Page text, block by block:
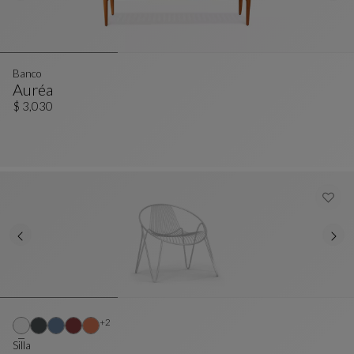
Auréa
Banco
Ver Descripción Completa
Banco
$ 3,030
Silla
+2Otros colores : 2 colores disponibles